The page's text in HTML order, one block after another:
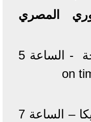
المصري
حرس الحدود X سموحة - الساعة 5
البنك الأهلي X سيراميكا – الساعة 7